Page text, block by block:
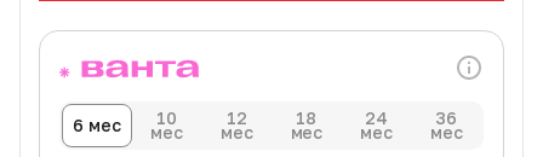
6 мес 10
мес
12
мес
18
мес
24
мес
36
мес